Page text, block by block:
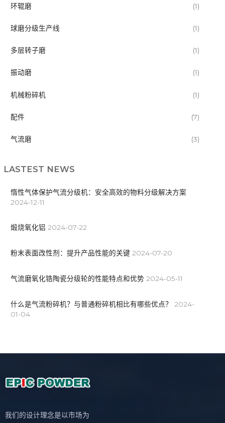
环辊磨 (1)
球磨分级生产线 (1)
多层转子磨 (1)
振动磨 (1)
机械粉碎机 (1)
配件 (7)
气流磨 (3)
LASTEST NEWS
惰性气体保护气流分级机：安全高效的物料分级解决方案
2024-12-11
煅烧氧化铝 2024-07-22
粉末表面改性剂：提升产品性能的关键 2024-07-20
气流磨氧化锆陶瓷分级轮的性能特点和优势 2024-05-11
什么是气流粉碎机？与普通粉碎机相比有哪些优点？
2024-
01-04
我们的设计理念是以市场为